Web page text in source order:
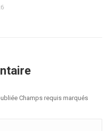
Champs requis marqués